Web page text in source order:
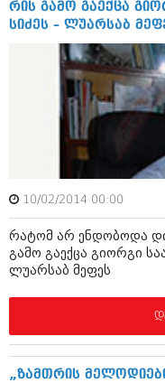
თებერვალი
იანვარი 2013
დეკემბერი
ნოემბერი 2012
ოქტომბერი
სექტემბერი
აგვისტო 2012
ივლისი 2012
ივნისი 2012
მაისი 2012
აპრილი 2012
თებერვალი
იანვარი 2012
ნოემბერი 2011
სექტემბერი
აგვისტო 2011
ივლისი 2011
ივნისი 2011
მაისი 2011
რის გამო გაექცა
სიძეს – ლუარსაბ
10/02/2014 00:00
რატომ არ ენდობოდა
გამო გაექცა გიორგი
ლუარსაბ მეფეს
„ზამთრის